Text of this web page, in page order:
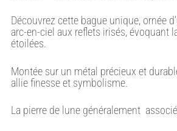
Découvrez cette bague unique, ornée
arc-en-ciel aux reflets irisés, évoquant
étoilées.
Montée sur un métal précieux et
allie finesse et symbolisme.
La pierre de lune généralement